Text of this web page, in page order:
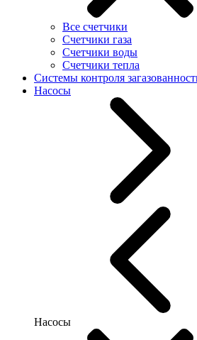
Все счетчики
Счетчики газа
Счетчики воды
Счетчики тепла
Системы контроля
Насосы
Насосы